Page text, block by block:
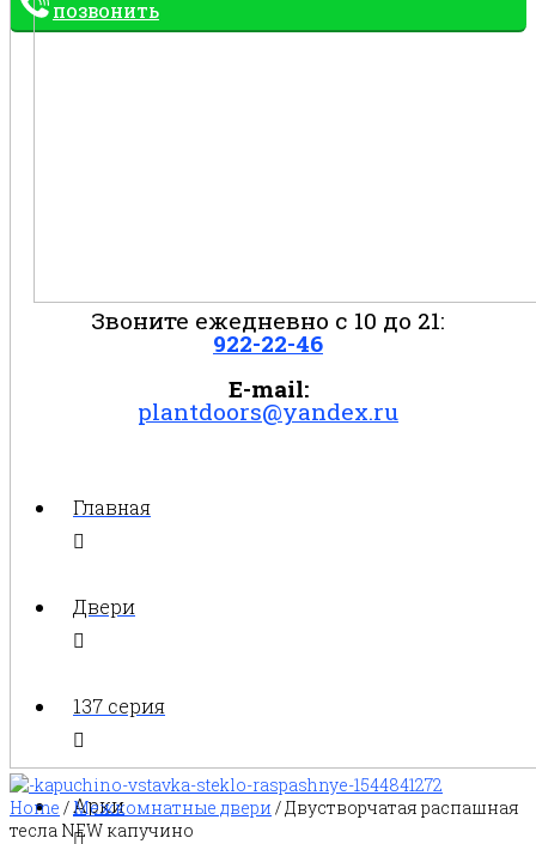
Звоните ежедневно с 10 до 21:
922-22-46
E-mail:
plantdoors@yandex.ru
Главная
Двери
137 серия
Арки
ПОЗВОНИТЬ
Home /Межкомнатные двери / Двустворчатая распашная
тесла NEW капучино